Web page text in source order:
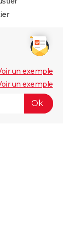
un exemple
un exemple